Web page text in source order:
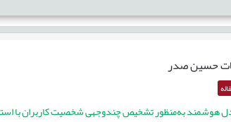
حسین صدر
هوشمند به‌منظور تشخیص چندوجهی شخصیت کاربران با